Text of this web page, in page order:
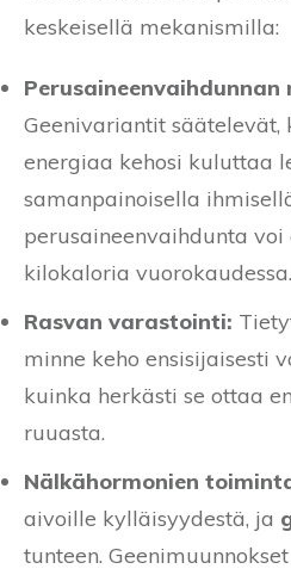
keskeisellä mekanismilla:
Perusaineenvaihdunnan
Geenivariantit säätelevät,
energiaa kehosi kuluttaa
samanpainoisella
perusaineenvaihdunta
kilokaloria vuorokaudessa.
Rasvan varastointi:
minne keho ensisijaisesti
kuinka herkästi se ottaa
ruuasta.
Nälkähormonien
aivoille kylläisyydestä, ja
tunteen.